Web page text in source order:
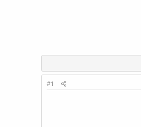
#1